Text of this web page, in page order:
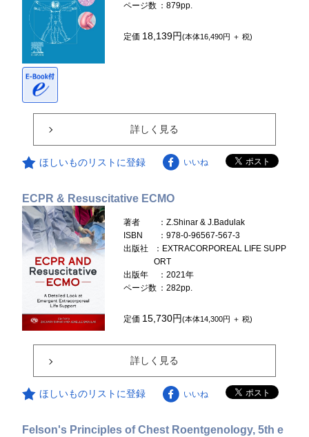
ページ数 ：879pp.
定価 18,139円(本体16,490円 ＋ 税)
詳しく見る
ほしいものリストに登録 いいね
ECPR & Resuscitative ECMO
著者
：Z.Shinar & J.Badulak
ISBN
：978-0-96567-567-3
出版社
：EXTRACORPOREAL LIFE SUPP
ORT
出版年
：2021年
ページ数 ：282pp.
定価 15,730円(本体14,300円 ＋ 税)
詳しく見る
ほしいものリストに登録 いいね
Felson's Principles of Chest Roentgenology, 5th e